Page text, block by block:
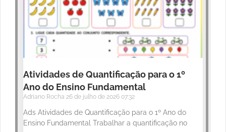
Atividades de Quantificação para o 1º
Ano do Ensino Fundamental
Adriano Rocha 26 de julho de 2026 07:32
Ads Atividades de Quantificação para o 1º Ano do
Ensino Fundamental Trabalhar a quantificação no